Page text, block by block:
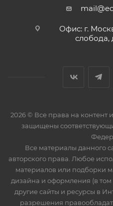
Офис: г.
слобода,
2026 © Все права на контент
защищены
Все материалы данного
авторского права. Любое
материалов или подборки
дизайна и оформления (в
другие сайты и ресурсы в
разрешения